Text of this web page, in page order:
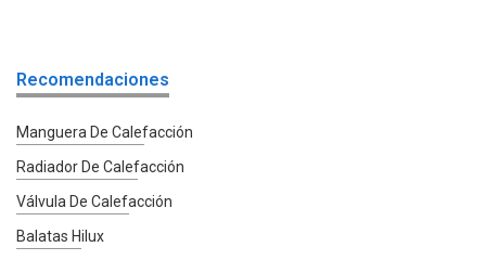
Recomendaciones
Manguera De Calefacción
Radiador De Calefacción
Válvula De Calefacción
Balatas Hilux